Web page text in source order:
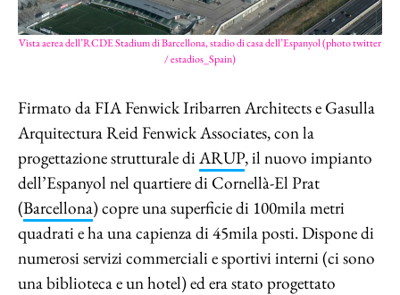
Vista aerea dell’RCDE Stadium di Barcellona, stadio di casa dell’Espanyol (photo twitter
/ estadios_Spain)
Firmato da FIA Fenwick Iribarren Architects e Gasulla
Arquitectura Reid Fenwick Associates, con la
progettazione strutturale diARUP, il nuovo impianto
dell’Espanyol nel quartiere di Cornellà-El Prat
(Barcellona) copre una superficie di 100mila metri
quadrati e ha una capienza di 45mila posti. Dispone di
numerosi servizi commerciali e sportivi interni (ci sono
una biblioteca e un hotel) ed era stato progettato